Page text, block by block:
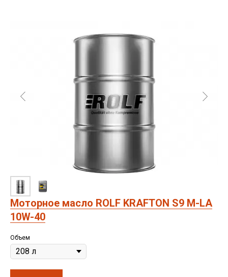
Моторное масло ROLF KRAFTON S9 M-LA
10W-40
Объем